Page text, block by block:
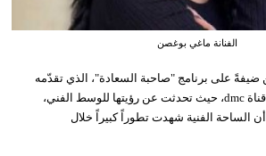
الفنانة ماغي بوغصن
على برنامج "صاحبة السعادة"، الذي تقدّمه
الفنانة إسعاد يونس على قناة dmc، حيث تحدثت عن رؤيتها للوسط الفني،
أن الساحة الفنية شهدت تطوراً كبيراً خلال